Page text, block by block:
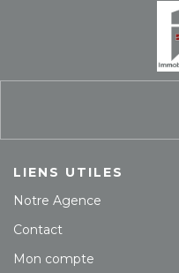
LIENS UTILES
Notre Agence
Contact
Mon compte